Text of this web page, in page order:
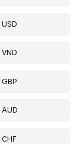
USD
VND
GBP
AUD
CHF